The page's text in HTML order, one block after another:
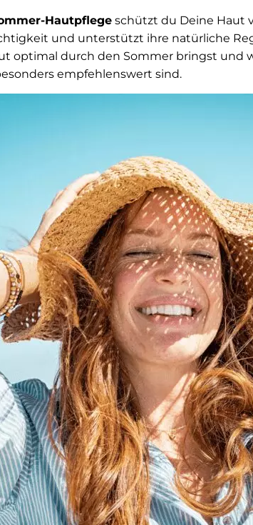
Hautpflege schützt du Deine Haut
und unterstützt ihre natürliche
optimal durch den Sommer bringst und
empfehlenswert sind.